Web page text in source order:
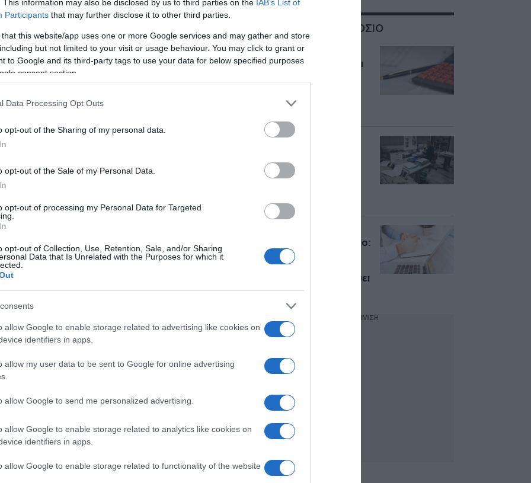
This information may also be disclosed by us to third parties on the IAB’s List of
Participants that may further disclose it to other third parties.
that this website/app uses one or more Google services and may gather and store
but not limited to your visit or usage behaviour. You may click to grant or
to Google and its third-party tags to use your data for below specified purposes
consent section.
Data Processing Opt Outs
opt-out of the Sharing of my personal data.
opt-out of the Sale of my Personal Data.
opt-out of processing my Personal Data for Targeted
opt-out of Collection, Use, Retention, Sale, and/or Sharing
Data that Is Unrelated with the Purposes for which it
allow Google to enable storage related to advertising like cookies on
identifiers in apps.
allow my user data to be sent to Google for online advertising
allow Google to send me personalized advertising.
allow Google to enable storage related to analytics like cookies on
identifiers in apps.
allow Google to enable storage related to functionality of the website
η νέα ψηφιακή πλατφόρμα που
τις υποθέσεις του Δημοσίου, για
1η Ιουνίου 2026 και μετά
διαδικασιών, ενώ η ορθή
και με την αξιολόγηση των δημοσίων
έχει πολύ μεγαλύτερο
χρειάζεται και για τον
για τον πολίτη να το
ακόμη ότι ησυγκεκριμένη
των 14 παρεμβάσεων για τη
πολιτώνπου περιλαμβάνονται στον
πρωτοβουλία του ψηφίστηκε από
πρωτοβουλίες, όπως η
σε περιπτώσεις που το Δημόσιο
ΣΧΕΤΙΚΑ ΜΕ:ΔΗΜΟΣΙΟ
Επιστροφή από το
Δημόσιο; Προηγείται
ληξιπρόθεσμες
Συναλλαγές με το
υπεύθυνη δήλωση –
Ποια δικαιολογητικά
για χρέη στο Δημόσιο:
Πότε ανοίγει η
πλατφόρμα – Ποιοι
κερδίζουν και τι ισχύει
με τα νέα χρέη
ΔΙΑΦΗΜΙΣΗ